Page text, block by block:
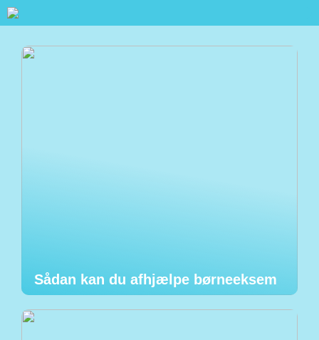
Sådan kan du afhjælpe børneeksem